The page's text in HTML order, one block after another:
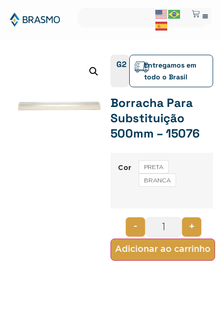
G2
Entregamos em
todo o Brasil
Borracha Para
Substituição
500mm – 15076
Cor PRETA
BRANCA
- +
Adicionar ao carrinho